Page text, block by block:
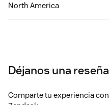
North America
Déjanos una reseña
Comparte tu experiencia